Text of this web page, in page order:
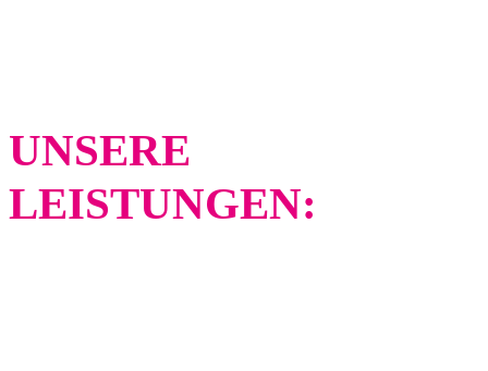
UNSERE
LEISTUNGEN: